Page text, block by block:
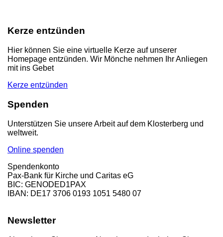
Kerze entzünden
Hier können Sie eine virtuelle Kerze auf unserer
Homepage entzünden. Wir Mönche nehmen Ihr Anliegen
mit ins Gebet
Kerze entzünden
Spenden
Unterstützen Sie unsere Arbeit auf dem Klosterberg und
weltweit.
Online spenden
Spendenkonto
Pax-Bank für Kirche und Caritas eG
BIC: GENODED1PAX
IBAN: DE17 3706 0193 1051 5480 07
Newsletter